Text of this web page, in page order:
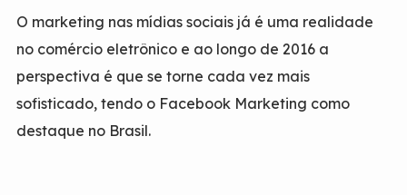
O marketing nas mídias sociais já é uma realidade
no comércio eletrônico e ao longo de 2016 a
perspectiva é que se torne cada vez mais
sofisticado, tendo o Facebook Marketing como
destaque no Brasil.